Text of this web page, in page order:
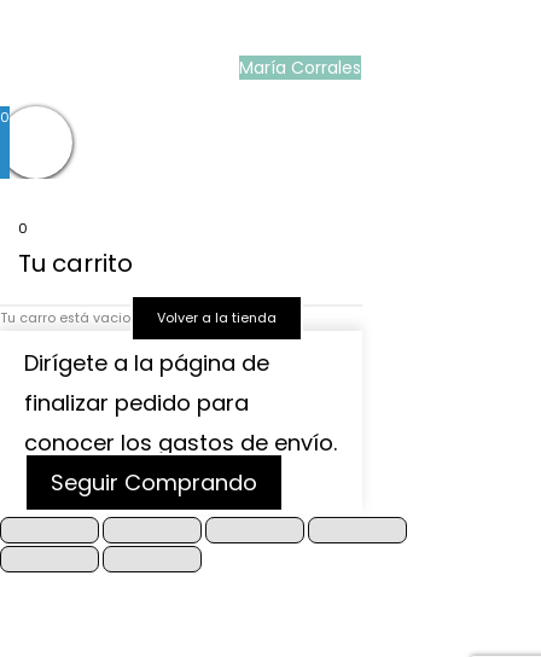
María Corrales
0
0
Tu carrito
Tu carro está vacio Volver a la tienda
Dirígete a la página de
finalizar pedido para
conocer los gastos de envío.
Seguir Comprando